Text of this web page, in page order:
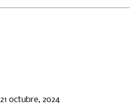
21 octubre, 2024